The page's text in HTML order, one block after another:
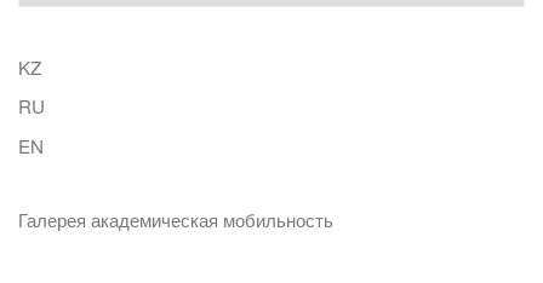
KZ
RU
EN
Галерея академическая мобильность